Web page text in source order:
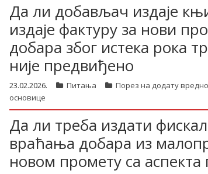
Да ли добављач издаје
издаје фактуру за нови
добара због истека рока
није предвиђено
23.02.2026. Питања Порез на додату
основице
Да ли треба издати
враћања добара из
новом промету са